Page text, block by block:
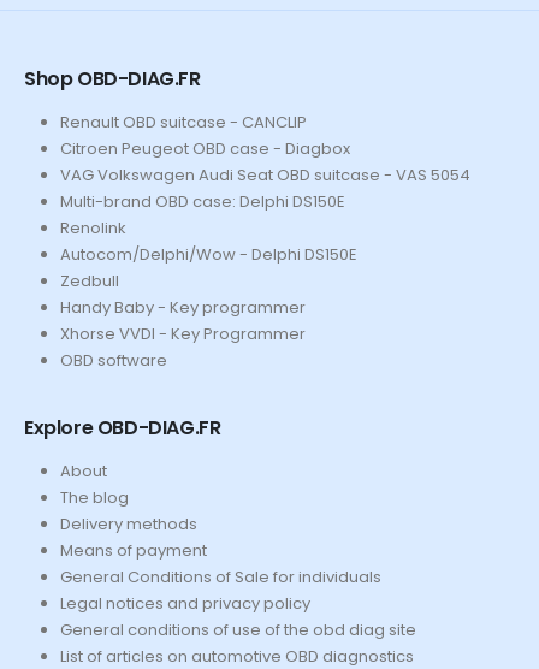
Shop OBD-DIAG.FR
Renault OBD suitcase - CANCLIP
Citroen Peugeot OBD case - Diagbox
VAG Volkswagen Audi Seat OBD suitcase - VAS 5054
Multi-brand OBD case: Delphi DS150E
Renolink
Autocom/Delphi/Wow - Delphi DS150E
Zedbull
Handy Baby - Key programmer
Xhorse VVDI - Key Programmer
OBD software
Explore OBD-DIAG.FR
About
The blog
Delivery methods
Means of payment
General Conditions of Sale for individuals
Legal notices and privacy policy
General conditions of use of the obd diag site
List of articles on automotive OBD diagnostics